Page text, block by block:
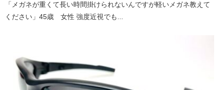
「メガネが重くて長い時間掛けられないんですが軽いメガネ教えて
ください」45歳 女性 強度近視でも...